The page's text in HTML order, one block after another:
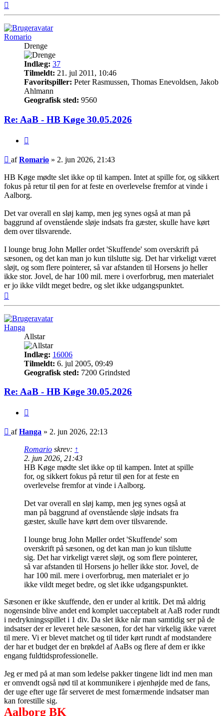
Romario
Drenge
Indlæg: 37
Tilmeldt: 21. jul 2011, 10:46
Favoritspiller: Peter Rasmussen, Thomas Enevoldsen, Jakob
Ahlmann
Geografisk sted: 9560
Re: AaB - HB Køge 30.05.2026
Indlæg
afRomario » 2. jun 2026, 21:43
HB Køge mødte slet ikke op til kampen. Intet at spille for, og sikkert
fokus på retur til øen for at feste en overlevelse fremfor at vinde i
Aalborg.
Det var overall en sløj kamp, men jeg synes også at man på
baggrund af ovenstående sløje indsats fra gæster, skulle have kørt
dem over tilsvarende.
I lounge brug John Møller ordet 'Skuffende' som overskrift på
sæsonen, og det kan man jo kun tilslutte sig. Det har virkeligt været
sløjt, og som flere pointerer, så var afstanden til Horsens jo heller
ikke stor. Jovel, de har 100 mil. mere i overforbrug, men materialet
er jo ikke vildt meget bedre, og slet ikke udgangspunktet.
Hanga
Allstar
Indlæg: 16006
Tilmeldt: 6. jul 2005, 09:49
Geografisk sted: 7200 Grindsted
Re: AaB - HB Køge 30.05.2026
Indlæg
afHanga » 2. jun 2026, 22:13
Romario skrev: ↑
2. jun 2026, 21:43
HB Køge mødte slet ikke op til kampen. Intet at spille
for, og sikkert fokus på retur til øen for at feste en
overlevelse fremfor at vinde i Aalborg.
Det var overall en sløj kamp, men jeg synes også at
man på baggrund af ovenstående sløje indsats fra
gæster, skulle have kørt dem over tilsvarende.
I lounge brug John Møller ordet 'Skuffende' som
overskrift på sæsonen, og det kan man jo kun tilslutte
sig. Det har virkeligt været sløjt, og som flere pointerer,
så var afstanden til Horsens jo heller ikke stor. Jovel, de
har 100 mil. mere i overforbrug, men materialet er jo
ikke vildt meget bedre, og slet ikke udgangspunktet.
Sæsonen er ikke skuffende, den er under al kritik. Det må aldrig
nogensinde blive andet end komplet uacceptabelt at AaB roder rundt
i nedrykningsspillet i 1 div. Da slet ikke når man samtidig ser på de
indsatser der er leveret hele sæsonen, for det har virkelig ikke været
til mere. Vi er blevet matchet og til tider kørt rundt af modstandere
der har et budget der en brøkdel af AaBs og flere af dem er ikke
engang fuldtidsprofessionelle.
Jeg er med på at man som ledelse pakker tingene lidt ind men man
er omvendt også nød til at kommunikere i øjenhøjde med de fans,
der uge efter uge får serveret de mest fornærmende indsatser man
kan forestille sig.
Aalborg BK